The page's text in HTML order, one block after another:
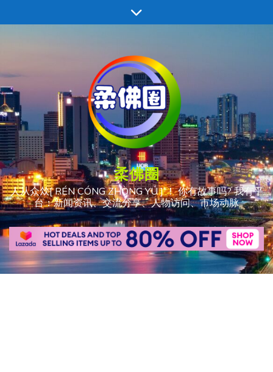
至
柔佛圈
人从众𠈌[ RÉN CÓNG ZHÒNG YÚ ] ！ 你有故事吗? 我有平
台：新闻资讯、交流分享、人物访问、市场动脉